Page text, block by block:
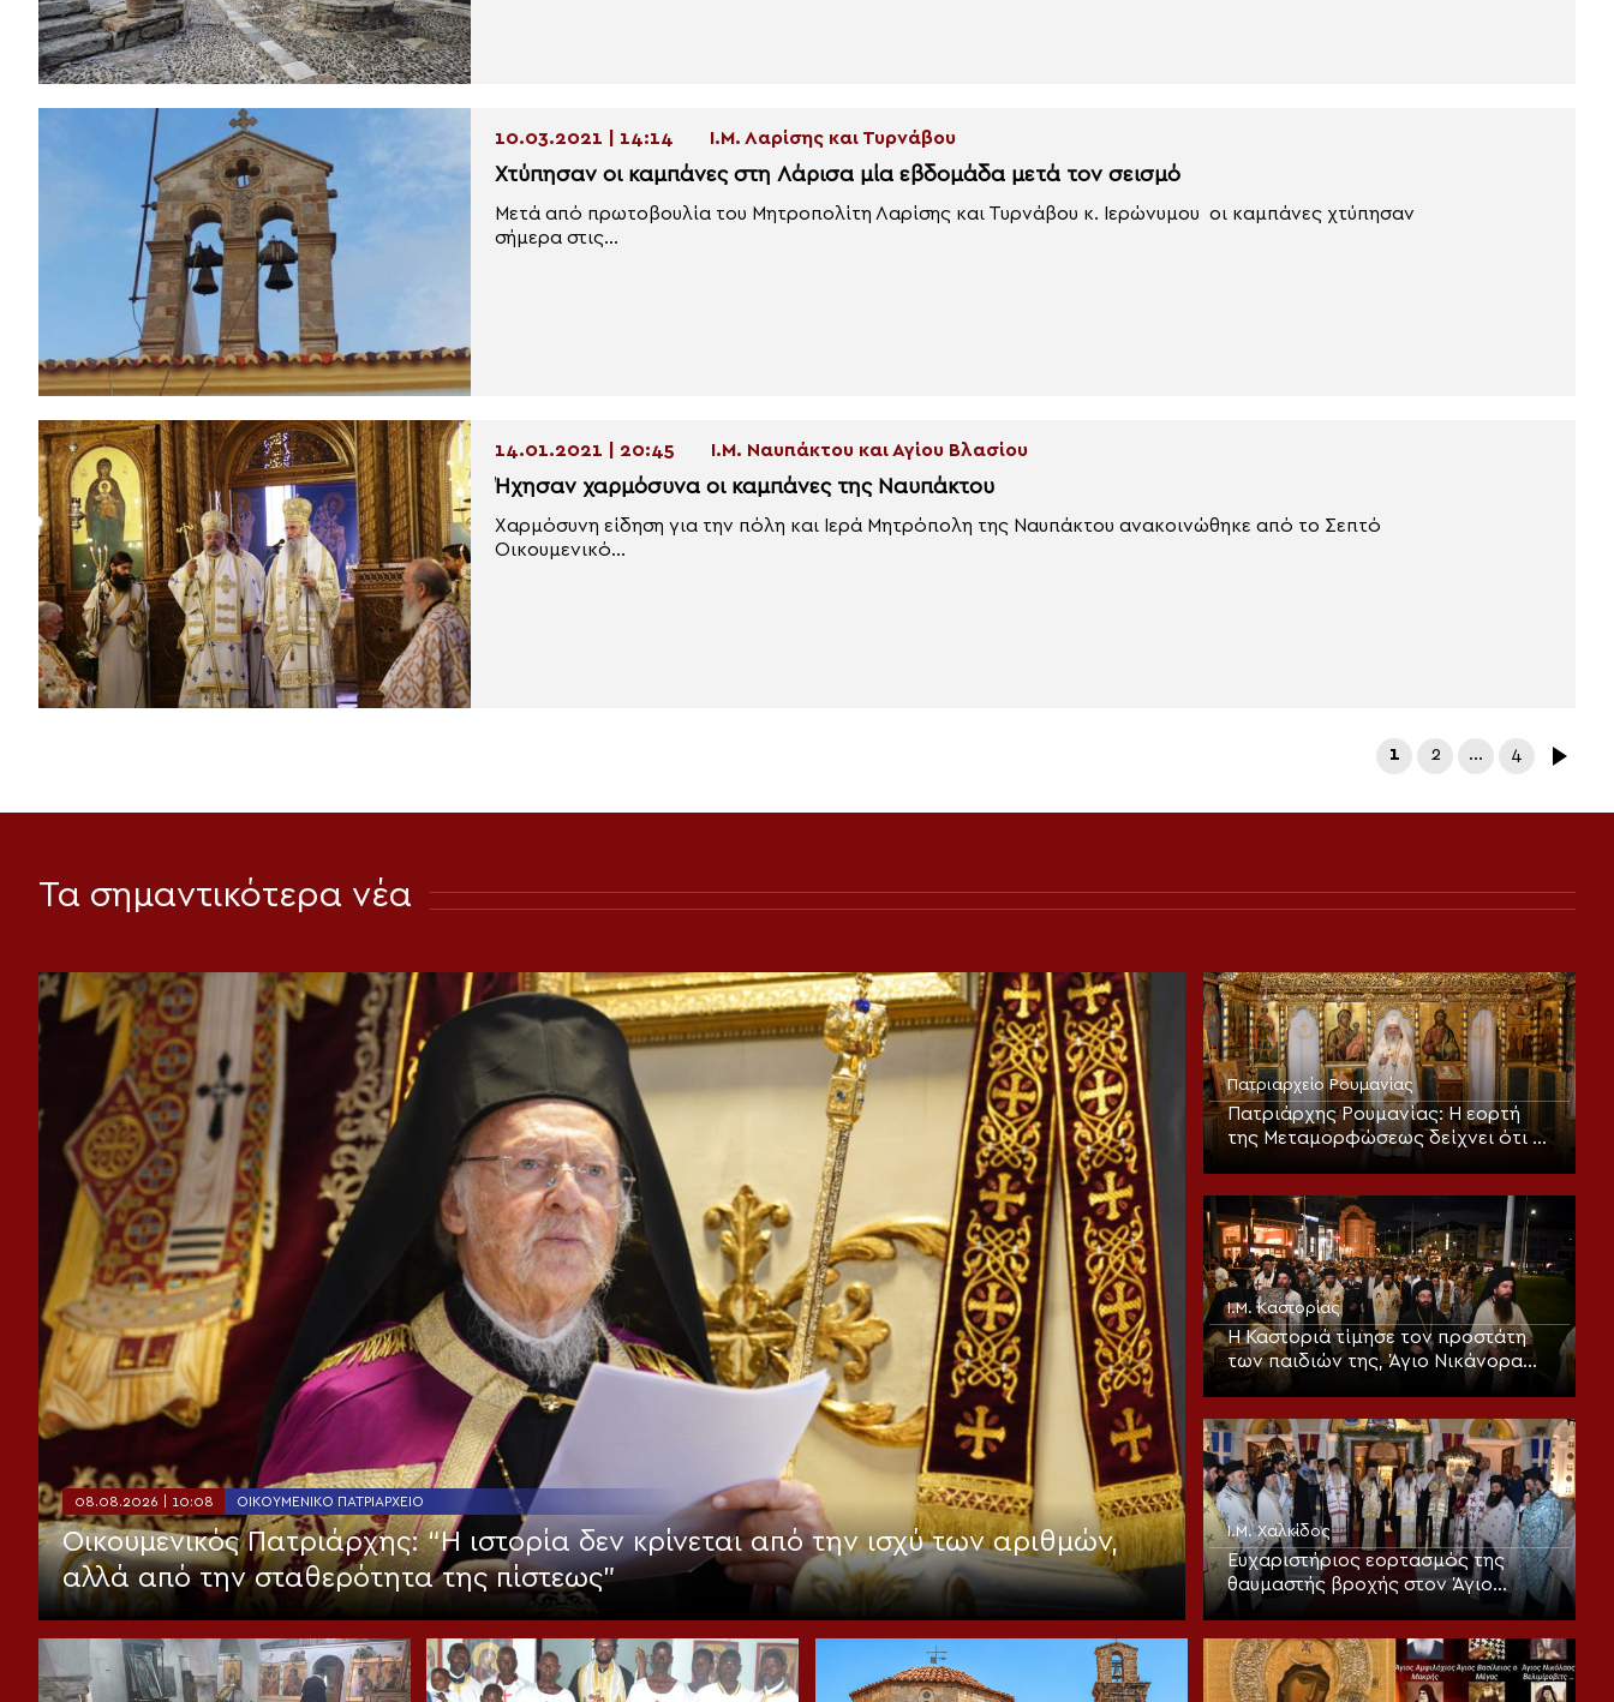
10.03.2021 | 14:14 Ι.Μ. Λαρίσης και Τυρνάβου
Χτύπησαν οι καμπάνες στη Λάρισα μία εβδομάδα μετά τον σεισμό
Μετά από πρωτοβουλία του Μητροπολίτη Λαρίσης και Τυρνάβου κ. Ιερώνυμου οι καμπάνες χτύπησαν
σήμερα στις...
14.01.2021 | 20:45 Ι.Μ. Ναυπάκτου και Αγίου Βλασίου
Ήχησαν χαρμόσυνα οι καμπάνες της Ναυπάκτου
Χαρμόσυνη είδηση για την πόλη και Ιερά Μητρόπολη της Ναυπάκτου ανακοινώθηκε από το Σεπτό
Οικουμενικό...
1 2 … 4
Τα σημαντικότερα νέα
08.08.2026 | 10:08 ΟΙΚΟΥΜΕΝΙΚΌ ΠΑΤΡΙΑΡΧΕΊΟ
Οικουμενικός Πατριάρχης: “Η ιστορία δεν κρίνεται από την ισχύ των αριθμών,
αλλά από την σταθερότητα της πίστεως”
Πατριαρχείο Ρουμανίας
Πατριάρχης Ρουμανίας: Η εορτή
της Μεταμορφώσεως δείχνει ότι ο
άνθρωπος είναι φτιαγμένος για
Ι.Μ. Καστορίας
Η Καστοριά τίμησε τον προστάτη
των παιδιών της, Άγιο Νικάνορα
τον Θαυματουργό
Ι.Μ. Χαλκίδος
Ευχαριστήριος εορτασμός της
θαυμαστής βροχής στον Άγιο
Ιωάννη τον Ρώσσο Ευβοίας